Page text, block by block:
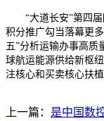
“大道长安”第四届
积分推广勾当落幕更
五”分析运输办事高质
球航运能源供给新枢
注核心和买卖核心扶
上一篇： 是中国数